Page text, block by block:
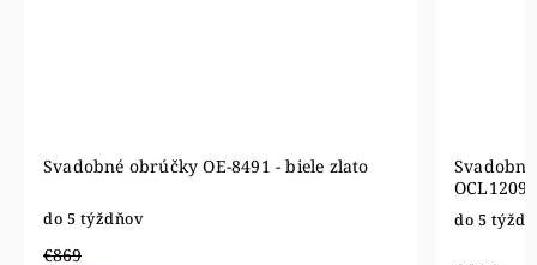
Svadobné obrúčky OE-8491 - biele zlato
do 5 týždňov
€869
OCL1209
do 5